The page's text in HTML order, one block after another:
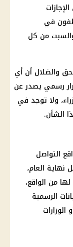
في
من كل
والضلال أن أي
رسمي يصدر عن
ولا توجد في
الشأن.
التواصل
العام،
من الواقع،
الرسمية